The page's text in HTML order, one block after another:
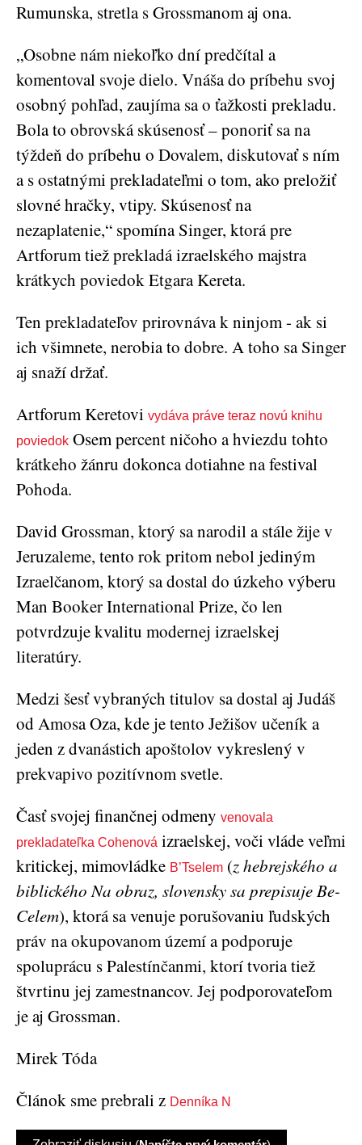
Rumunska, stretla s Grossmanom aj ona.
„Osobne nám niekoľko dní predčítal a
komentoval svoje dielo. Vnáša do príbehu svoj
osobný pohľad, zaujíma sa o ťažkosti prekladu.
Bola to obrovská skúsenosť – ponoriť sa na
týždeň do príbehu o Dovalem, diskutovať s ním
a s ostatnými prekladateľmi o tom, ako preložiť
slovné hračky, vtipy. Skúsenosť na
nezaplatenie,“ spomína Singer, ktorá pre
Artforum tiež prekladá izraelského majstra
krátkych poviedok Etgara Kereta.
Ten prekladateľov prirovnáva k ninjom - ak si
ich všimnete, nerobia to dobre. A toho sa Singer
aj snaží držať.
Artforum Keretovi vydáva práve teraz novú knihu
poviedok Osem percent ničoho a hviezdu tohto
krátkeho žánru dokonca dotiahne na festival
Pohoda.
David Grossman, ktorý sa narodil a stále žije v
Jeruzaleme, tento rok pritom nebol jediným
Izraelčanom, ktorý sa dostal do úzkeho výberu
Man Booker International Prize, čo len
potvrdzuje kvalitu modernej izraelskej
literatúry.
Medzi šesť vybraných titulov sa dostal aj Judáš
od Amosa Oza, kde je tento Ježišov učeník a
jeden z dvanástich apoštolov vykreslený v
prekvapivo pozitívnom svetle.
Časť svojej finančnej odmeny venovala
prekladateľka Cohenová izraelskej, voči vláde veľmi
kritickej, mimovládke B’Tselem (z hebrejského a
biblického Na obraz, slovensky sa prepisuje Be-
Celem), ktorá sa venuje porušovaniu ľudských
práv na okupovanom území a podporuje
spoluprácu s Palestínčanmi, ktorí tvoria tiež
štvrtinu jej zamestnancov. Jej podporovateľom
je aj Grossman.
Mirek Tóda
Článok sme prebrali z Denníka N